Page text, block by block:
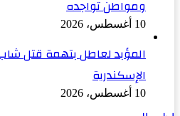
ومواطن تواجده
10 أغسطس، 2026
المؤبد لعاطل بتهمة قتل
الإسكندرية
10 أغسطس، 2026